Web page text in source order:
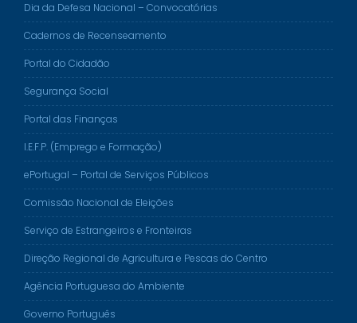
Dia da Defesa Nacional – Convocatórias
Cadernos de Recenseamento
Portal do Cidadão
Segurança Social
Portal das Finanças
I.E.F.P. (Emprego e Formação)
ePortugal – Portal de Serviços Públicos
Comissão Nacional de Eleições
Serviço de Estrangeiros e Fronteiras
Direção Regional de Agricultura e Pescas do Centro
Agência Portuguesa do Ambiente
Governo Português